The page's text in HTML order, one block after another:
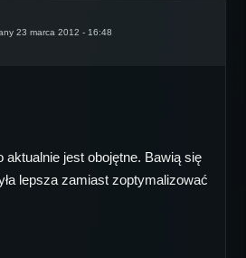
23 marca 2012 - 16:48
jest obojętne. Bawią się
lepsza zamiast zoptymalizować